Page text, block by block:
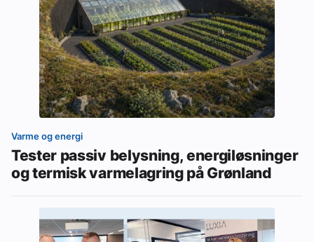
Varme og energi
Tester passiv belysning, energiløsninger
og termisk varmelagring på Grønland